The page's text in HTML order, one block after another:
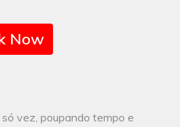
Now
vez, poupando tempo e